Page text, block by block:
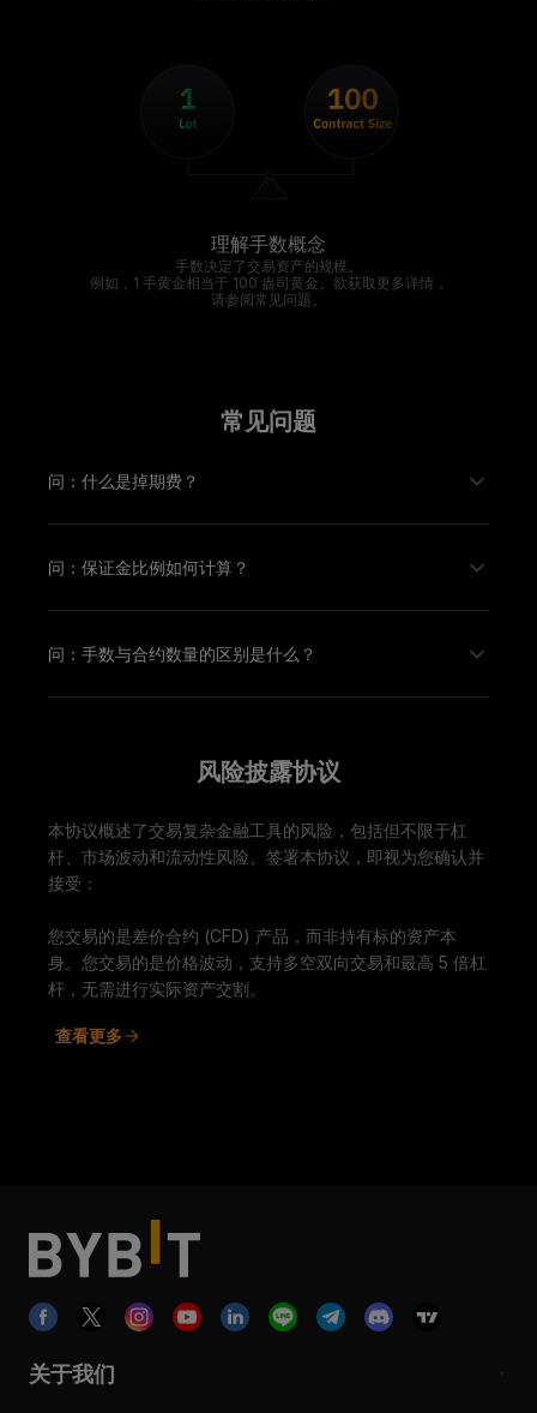
理解手数概念
手数决定了交易资产的规模。
例如，1 手黄金相当于 100 盎司黄金。欲获取更多详情，
请参阅常见问题。
常见问题
问：什么是掉期费？
问：保证金比例如何计算？
问：手数与合约数量的区别是什么？
风险披露协议
本协议概述了交易复杂金融工具的风险，包括但不限于杠
杆、市场波动和流动性风险。签署本协议，即视为您确认并
接受：
您交易的是差价合约 (CFD) 产品，而非持有标的资产本
身。您交易的是价格波动，支持多空双向交易和最高 5 倍杠
杆，无需进行实际资产交割。
查看更多
关于我们